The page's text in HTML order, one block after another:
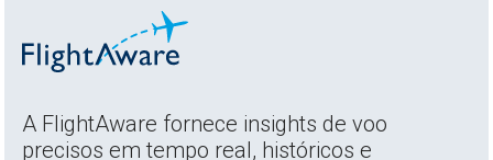
A FlightAware fornece insights de voo
precisos em tempo real, históricos e